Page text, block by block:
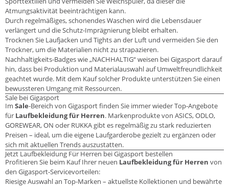
Atmungsaktivität beeinträchtigen kann.
Durch regelmäßiges, schonendes Waschen wird die Lebensdauer
verlängert und die Schutz-Imprägnierung bleibt erhalten.
Trocknen Sie Laufjacken und Tights an der Luft und vermeiden Sie den
Trockner, um die Materialien nicht zu strapazieren.
Nachhaltigkeits-Badges wie „NACHHALTIG“ weisen bei Gigasport darauf
hin, dass bei Produktion und Materialauswahl auf Umweltfreundlichkeit
geachtet wurde. Mit dem Kauf solcher Produkte unterstützen Sie einen
bewussteren Umgang mit Ressourcen.
Sale bei Gigasport
Im Sale-Bereich von Gigasport finden Sie immer wieder Top-Angebote
für Laufbekleidung für Herren. Markenprodukte von ASICS, ODLO,
GOREWEAR, ON oder RUKKA gibt es regelmäßig zu stark reduzierten
Preisen – ideal, um die eigene Laufgarderobe gezielt zu ergänzen oder
sich mit aktuellen Trends auszustatten.
Jetzt Laufbekleidung Für Herren bei Gigasport bestellen
Profitieren Sie beim Kauf Ihrer neuen Laufbekleidung für Herren von
den Gigasport-Servicevorteilen:
Riesige Auswahl an Top-Marken – aktuellste Kollektionen und bewährte